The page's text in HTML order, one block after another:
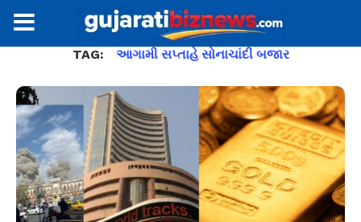
TAG: આગામી સપ્તાહે સોનાચાંદી બજાર